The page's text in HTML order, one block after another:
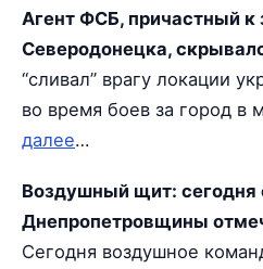
Агент ФСБ, причастный к
Северодонецка,
“сливал” врагу локации
во время боев за город в
далее…
Воздушный щит: сегодня
Днепропетровщины
Сегодня воздушное